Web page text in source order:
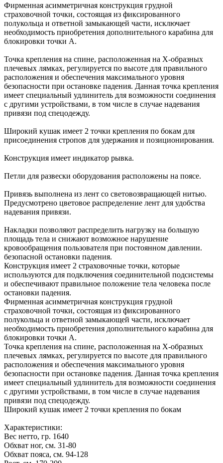
Фирменная асимметричная конструкция грудной
страховочной точки, состоящая из фиксированного
полукольца и ответной замыкающей части, исключает
необходимость приобретения дополнительного карабина для
блокировки точки А.
Точка крепления на спине, расположенная на Х-образных
плечевых лямках, регулируется по высоте для правильного
расположения и обеспечения максимального уровня
безопасности при остановке падения. Данная точка крепления
имеет специальный удлинитель для возможности соединения
с другими устройствами, в том числе в случае надевания
привязи под спецодежду.
Широкий кушак имеет 2 точки крепления по бокам для
присоединения стропов для удержания и позиционирования.
Конструкция имеет индикатор рывка.
Петли для развески оборудования расположены на поясе.
Привязь выполнена из лент со световозвращающей нитью.
Предусмотрено цветовое распределение лент для удобства
надевания привязи.
Накладки позволяют распределить нагрузку на большую
площадь тела и снижают возможное нарушение
кровообращения пользователя при постоянном давлении.
безопасной остановки падения.
Конструкция имеет 2 страховочные точки, которые
используются для подключения соединительной подсистемы
и обеспечивают правильное положение тела человека после
остановки падения.
Фирменная асимметричная конструкция грудной
страховочной точки, состоящая из фиксированного
полукольца и ответной замыкающей части, исключает
необходимость приобретения дополнительного карабина для
блокировки точки А.
Точка крепления на спине, расположенная на Х-образных
плечевых лямках, регулируется по высоте для правильного
расположения и обеспечения максимального уровня
безопасности при остановке падения. Данная точка крепления
имеет специальный удлинитель для возможности соединения
с другими устройствами, в том числе в случае надевания
привязи под спецодежду.
Широкий кушак имеет 2 точки крепления по бокам
Характеристики:
Вес нетто, гр. 1640
Обхват ног, см. 31-80
Обхват пояса, см. 94-128